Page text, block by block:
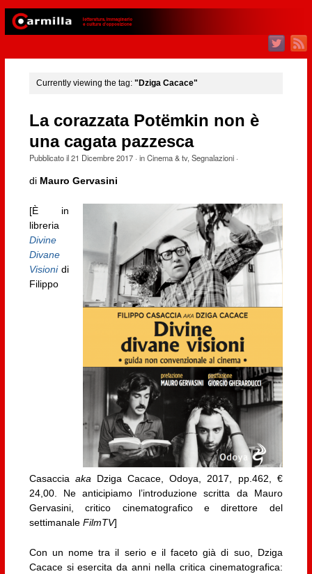
Currently viewing the tag: "Dziga Cacace"
La corazzata Potëmkin non è
una cagata pazzesca
Pubblicato il21 Dicembre 2017· inCinema & tv, Segnalazioni·
di Mauro Gervasini
[È in
libreria
Divine
Divane
Visionidi
Filippo
Casaccia aka Dziga Cacace, Odoya, 2017, pp.462, €
24,00. Ne anticipiamo l’introduzione scritta da Mauro
Gervasini, critico cinematografico e direttore del
settimanale FilmTV]
Con un nome tra il serio e il faceto già di suo, Dziga
Cacace si esercita da anni nella critica cinematografica: